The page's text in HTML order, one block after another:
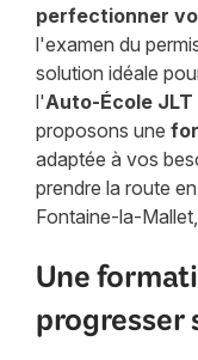
perfectionner
l'examen du
solution idéale
l'Auto-École
proposons une
adaptée à vos
prendre la route
Fontaine-la-
Une